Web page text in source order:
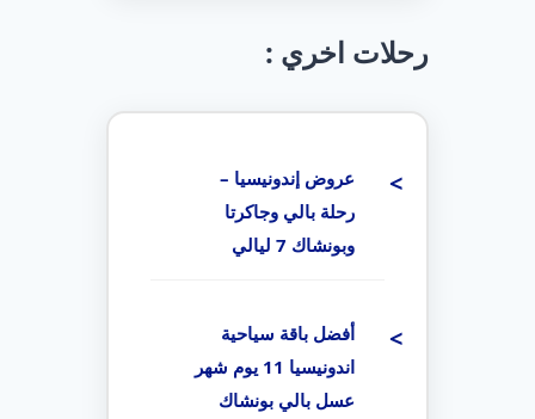
رحلات اخري :
عروض إندونيسيا –
رحلة بالي وجاكرتا
وبونشاك 7 ليالي
أفضل باقة سياحية
اندونيسيا 11 يوم شهر
عسل بالي بونشاك